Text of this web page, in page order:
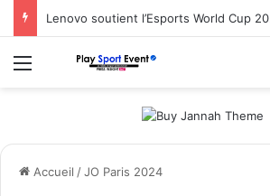
Menu
Accueil /JO Paris 2024